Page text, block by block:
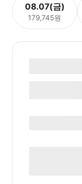
08.07(금)
179,745원